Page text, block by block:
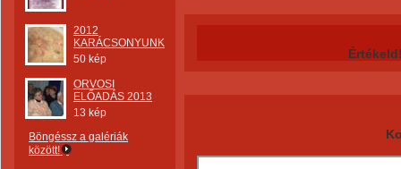
2012
KARÁCSONYUNK
50 kép
ORVOSI
ELŐADÁS 2013
13 kép
Böngéssz a galériák
között!